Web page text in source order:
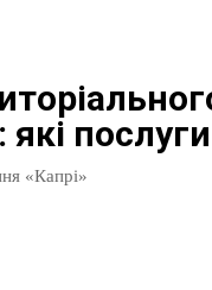
які
«Капрі»